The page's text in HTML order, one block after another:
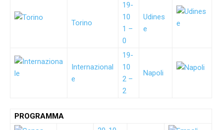
Torino
19-
10
1 –
0
Udines
e
Internazional
e
19-
10
2 –
2
Napoli
PROGRAMMA